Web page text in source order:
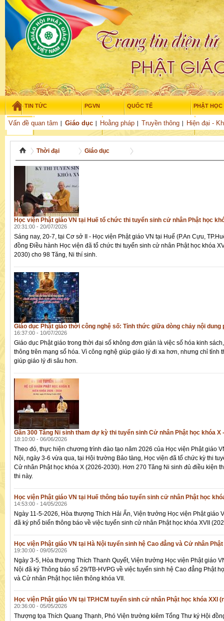
TIN TỨC PGVN QUỐC TẾ PHẬT HỌC
THỜI ĐẠI
Vấn đề quan tâm Giáo dục Hoằng pháp Truyền thông Hiện đại -
TUỔI TRẺ NGHIÊN CỨU VĂN HỌC
Thứ bảy - 8/08/2026 – 02 01:11
Thời đại Giáo dục
Học viện Phật giáo VN tại Huế tổ chức thi tuyển sinh cử nhân Phật học
20:31:00 - 20/07/2026
Sáng nay, 20-7, tại Cơ sở II - Học viện Phật giáo VN tại Huế (P.An Cựu,
đồng Điều hành Học viện đã tổ chức thi tuyển sinh cử nhân Phật học khóa
2030) cho 98 Tăng, Ni thí sinh.
Giáo dục Phật giáo thời công nghệ số: Tỉnh thức giữa dòng chảy nội dung
16:37:00 - 10/07/2026
Giáo dục Phật giáo trong thời đại số không đơn giản là việc số hóa kinh
thông trên mạng số hóa. Vì công nghệ giúp giáo lý đi xa hơn, nhưng chỉ tỉnh
giúp giáo lý đi sâu hơn.
Gần 300 Tăng Ni sinh tham dự kỳ thi tuyển sinh Cử nhân Phật học khóa X
18:10:00 - 06/06/2026
Theo đó, thực hiện chương trình đào tạo năm 2026 của Học viện Phật giáo
Nội, ngày 3-6 vừa qua, tại Hội trường Bảo tàng, Học viện đã tổ chức kỳ thi
Cử nhân Phật học khóa X (2026-2030). Hơn 270 Tăng Ni sinh đủ điều kiện
thi này.
Học viện Phật giáo VN tại Huế thông báo tuyển sinh cử nhân Phật học
14:53:00 - 14/05/2026
Ngày 11-5-2026, Hòa thượng Thích Hải Ấn, Viện trưởng Học viện Phật giáo
đã ký phổ biến thông báo về việc tuyển sinh cử nhân Phật học khóa XVII
Học viện Phật giáo VN tại Hà Nội tuyển sinh hệ Cao đẳng và Cử nhân
19:30:00 - 09/05/2026
Ngày 3-5, Hòa thượng Thích Thanh Quyết, Viện trưởng Học viện Phật giáo
Nội đã ký Thông báo số 29/TB-HVPG về việc tuyển sinh hệ Cao đẳng Phật
và Cử nhân Phật học liên thông khóa VII.
Học viện Phật giáo VN tại TP.HCM tuyển sinh cử nhân Phật học khóa XXI
20:36:00 - 05/05/2026
Thượng tọa Thích Quang Thạnh, Phó Viện trưởng kiêm Tổng Thư ký Hội